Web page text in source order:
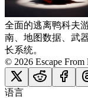
全面的逃离鸭科夫
南、地图数据、武
长系统。
© 2026 Escape From
语言